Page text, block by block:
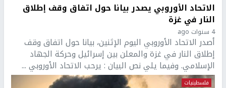
الاتحاد الأوروبي يصدر بيانا حول اتفاق وقف إطلاق
النار في غزة
4 سنوات ago
أصدر الاتحاد الأوروبي اليوم الإثنين، بيانا حول اتفاق وقف
إطلاق النار في غزة والمعلن بين إسرائيل وحركة الجهاد
الإسلامي. وفيما يلي نص البيان : يرحب الاتحاد الأوروبي ...
فلسطينيات